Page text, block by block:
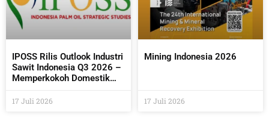
IPOSS Rilis Outlook Industri
Sawit Indonesia Q3 2026 –
Memperkokoh Domestik
Global
17 Juli 2026
Mining Indonesia 2026
17 Juli 2026